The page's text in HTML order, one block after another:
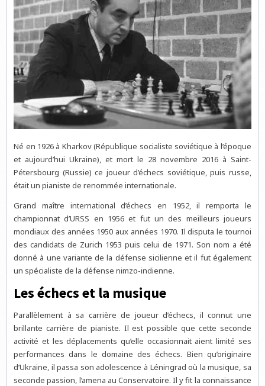
Né en 1926 à Kharkov (République socialiste soviétique à l’époque
et aujourd’hui Ukraine), et mort le 28 novembre 2016 à Saint-
Pétersbourg (Russie) ce joueur d’échecs soviétique, puis russe,
était un pianiste de renommée internationale.
Grand maître international d’échecs en 1952, il remporta le
championnat d’URSS en 1956 et fut un des meilleurs joueurs
mondiaux des années 1950 aux années 1970. Il disputa le tournoi
des candidats de Zurich 1953 puis celui de 1971. Son nom a été
donné à une variante de la défense sicilienne et il fut également
un spécialiste de la défense nimzo-indienne.
Les échecs et la musique
Parallèlement à sa carrière de joueur d’échecs, il connut une
brillante carrière de pianiste. Il est possible que cette seconde
activité et les déplacements qu’elle occasionnait aient limité ses
performances dans le domaine des échecs. Bien qu’originaire
d’Ukraine, il passa son adolescence à Léningrad où la musique, sa
seconde passion, l’amena au Conservatoire. Il y fit la connaissance